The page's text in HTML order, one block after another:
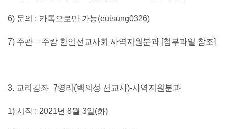
6) 문의 : 카톡으로만 가능(euisung0326)
7) 주관 – 주캄 한인선교사회 사역지원분과 [첨부파일 참조]
3. 교리강좌 _7영리 (백의성 선교사)-사역지원분과
1) 시작 : 2021년 8월 3일(화)